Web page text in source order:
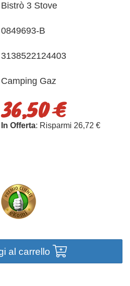
Bistrò 3 Stove
0849693-B
3138522124403
Camping Gaz
36,50 €
In Offerta: Risparmi 26,72 €
al carrello